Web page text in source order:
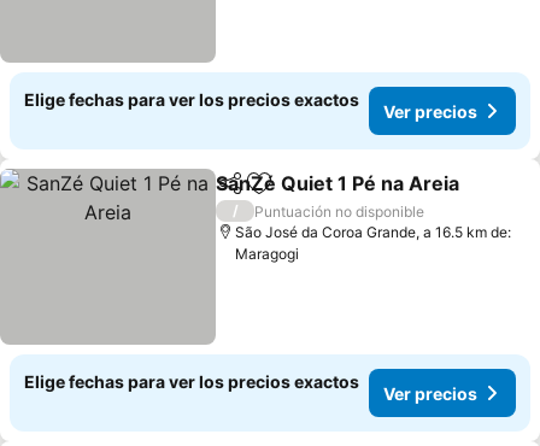
Elige fechas para ver los precios exactos
Ver precios
CompartirAgregar a favoritos
SanZé Quiet 1 Pé na Areia
/
Puntuación no disponible
São José da Coroa Grande, a 16.5 km de:
Maragogi
Elige fechas para ver los precios exactos
Ver precios